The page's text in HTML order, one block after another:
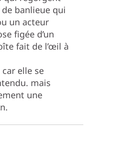
banlieue qui
un acteur
figée d’un
fait de l’œil à
elle se
mais
une